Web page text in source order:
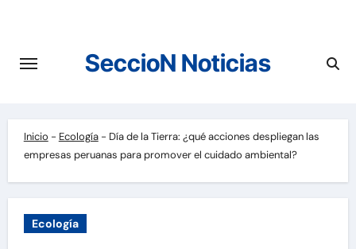
contenido
SeccioN Noticias
Inicio - Ecología- Día de la Tierra: ¿qué acciones despliegan las
empresas peruanas para promover el cuidado ambiental?
Ecología